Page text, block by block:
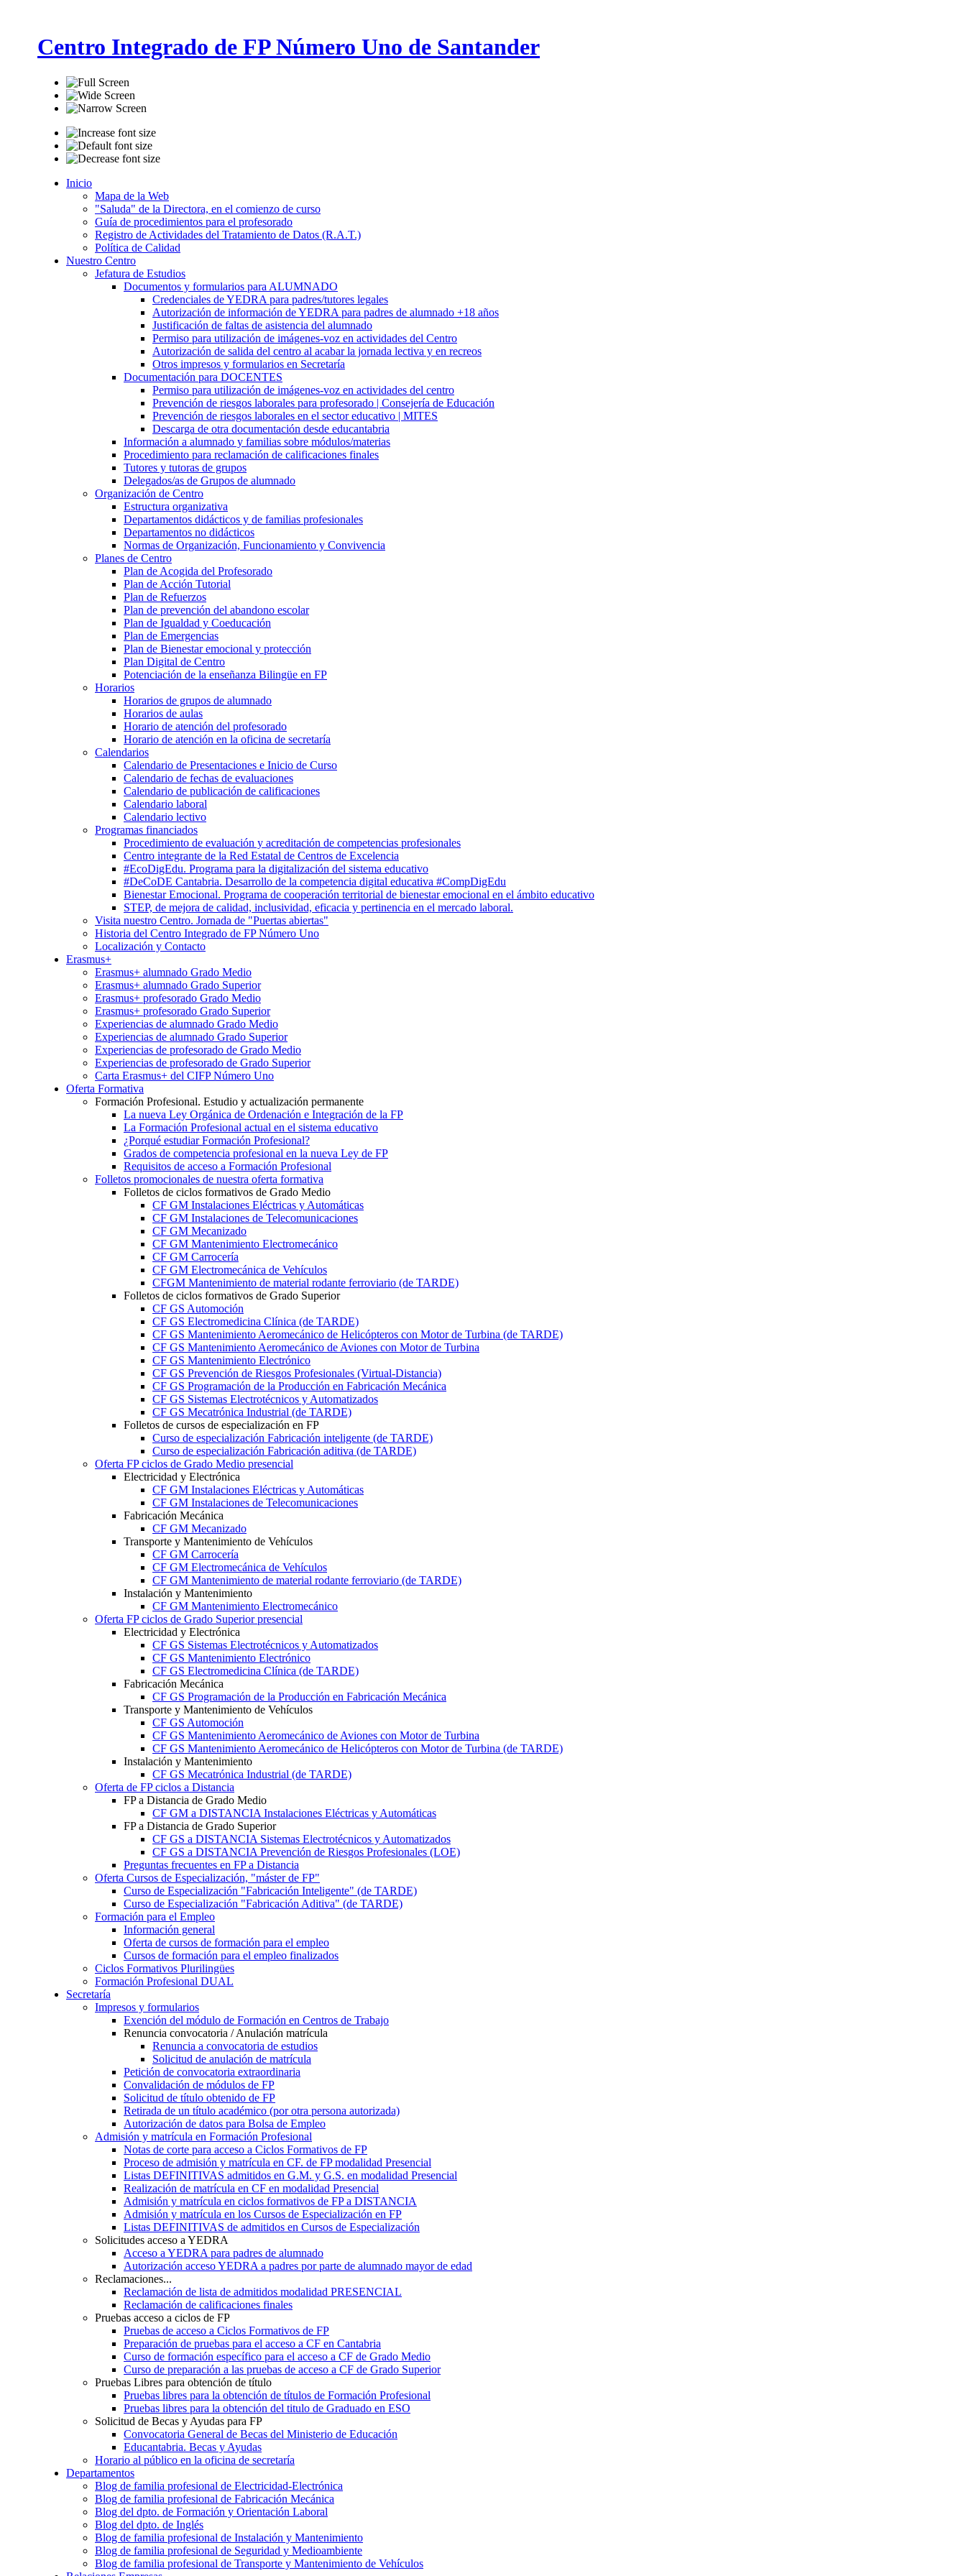
Centro Integrado de FP Número Uno de Santander
Inicio
Mapa de la Web
"Saluda" de la Directora, en el comienzo de curso
Guía de procedimientos para el profesorado
Registro de Actividades del Tratamiento de Datos (R.A.T.)
Política de Calidad
Nuestro Centro
Jefatura de Estudios
Documentos y formularios para ALUMNADO
Credenciales de YEDRA para padres/tutores legales
Autorización de información de YEDRA para padres de alumnado +18 años
Justificación de faltas de asistencia del alumnado
Permiso para utilización de imágenes-voz en actividades del Centro
Autorización de salida del centro al acabar la jornada lectiva y en recreos
Otros impresos y formularios en Secretaría
Documentación para DOCENTES
Permiso para utilización de imágenes-voz en actividades del centro
Prevención de riesgos laborales para profesorado | Consejería de Educación
Prevención de riesgos laborales en el sector educativo | MITES
Descarga de otra documentación desde educantabria
Información a alumnado y familias sobre módulos/materias
Procedimiento para reclamación de calificaciones finales
Tutores y tutoras de grupos
Delegados/as de Grupos de alumnado
Organización de Centro
Estructura organizativa
Departamentos didácticos y de familias profesionales
Departamentos no didácticos
Normas de Organización, Funcionamiento y Convivencia
Planes de Centro
Plan de Acogida del Profesorado
Plan de Acción Tutorial
Plan de Refuerzos
Plan de prevención del abandono escolar
Plan de Igualdad y Coeducación
Plan de Emergencias
Plan de Bienestar emocional y protección
Plan Digital de Centro
Potenciación de la enseñanza Bilingüe en FP
Horarios
Horarios de grupos de alumnado
Horarios de aulas
Horario de atención del profesorado
Horario de atención en la oficina de secretaría
Calendarios
Calendario de Presentaciones e Inicio de Curso
Calendario de fechas de evaluaciones
Calendario de publicación de calificaciones
Calendario laboral
Calendario lectivo
Programas financiados
Procedimiento de evaluación y acreditación de competencias profesionales
Centro integrante de la Red Estatal de Centros de Excelencia
#EcoDigEdu. Programa para la digitalización del sistema educativo
#DeCoDE Cantabria. Desarrollo de la competencia digital educativa #CompDigEdu
Bienestar Emocional. Programa de cooperación territorial de bienestar emocional en el ámbito educativo
STEP, de mejora de calidad, inclusividad, eficacia y pertinencia en el mercado laboral.
Visita nuestro Centro. Jornada de "Puertas abiertas"
Historia del Centro Integrado de FP Número Uno
Localización y Contacto
Erasmus+
Erasmus+ alumnado Grado Medio
Erasmus+ alumnado Grado Superior
Erasmus+ profesorado Grado Medio
Erasmus+ profesorado Grado Superior
Experiencias de alumnado Grado Medio
Experiencias de alumnado Grado Superior
Experiencias de profesorado de Grado Medio
Experiencias de profesorado de Grado Superior
Carta Erasmus+ del CIFP Número Uno
Oferta Formativa
Formación Profesional. Estudio y actualización permanente
La nueva Ley Orgánica de Ordenación e Integración de la FP
La Formación Profesional actual en el sistema educativo
¿Porqué estudiar Formación Profesional?
Grados de competencia profesional en la nueva Ley de FP
Requisitos de acceso a Formación Profesional
Folletos promocionales de nuestra oferta formativa
Folletos de ciclos formativos de Grado Medio
CF GM Instalaciones Eléctricas y Automáticas
CF GM Instalaciones de Telecomunicaciones
CF GM Mecanizado
CF GM Mantenimiento Electromecánico
CF GM Carrocería
CF GM Electromecánica de Vehículos
CFGM Mantenimiento de material rodante ferroviario (de TARDE)
Folletos de ciclos formativos de Grado Superior
CF GS Automoción
CF GS Electromedicina Clínica (de TARDE)
CF GS Mantenimiento Aeromecánico de Helicópteros con Motor de Turbina (de TARDE)
CF GS Mantenimiento Aeromecánico de Aviones con Motor de Turbina
CF GS Mantenimiento Electrónico
CF GS Prevención de Riesgos Profesionales (Virtual-Distancia)
CF GS Programación de la Producción en Fabricación Mecánica
CF GS Sistemas Electrotécnicos y Automatizados
CF GS Mecatrónica Industrial (de TARDE)
Folletos de cursos de especialización en FP
Curso de especialización Fabricación inteligente (de TARDE)
Curso de especialización Fabricación aditiva (de TARDE)
Oferta FP ciclos de Grado Medio presencial
Electricidad y Electrónica
CF GM Instalaciones Eléctricas y Automáticas
CF GM Instalaciones de Telecomunicaciones
Fabricación Mecánica
CF GM Mecanizado
Transporte y Mantenimiento de Vehículos
CF GM Carrocería
CF GM Electromecánica de Vehículos
CF GM Mantenimiento de material rodante ferroviario (de TARDE)
Instalación y Mantenimiento
CF GM Mantenimiento Electromecánico
Oferta FP ciclos de Grado Superior presencial
Electricidad y Electrónica
CF GS Sistemas Electrotécnicos y Automatizados
CF GS Mantenimiento Electrónico
CF GS Electromedicina Clínica (de TARDE)
Fabricación Mecánica
CF GS Programación de la Producción en Fabricación Mecánica
Transporte y Mantenimiento de Vehículos
CF GS Automoción
CF GS Mantenimiento Aeromecánico de Aviones con Motor de Turbina
CF GS Mantenimiento Aeromecánico de Helicópteros con Motor de Turbina (de TARDE)
Instalación y Mantenimiento
CF GS Mecatrónica Industrial (de TARDE)
Oferta de FP ciclos a Distancia
FP a Distancia de Grado Medio
CF GM a DISTANCIA Instalaciones Eléctricas y Automáticas
FP a Distancia de Grado Superior
CF GS a DISTANCIA Sistemas Electrotécnicos y Automatizados
CF GS a DISTANCIA Prevención de Riesgos Profesionales (LOE)
Preguntas frecuentes en FP a Distancia
Oferta Cursos de Especialización, "máster de FP"
Curso de Especialización "Fabricación Inteligente" (de TARDE)
Curso de Especialización "Fabricación Aditiva" (de TARDE)
Formación para el Empleo
Información general
Oferta de cursos de formación para el empleo
Cursos de formación para el empleo finalizados
Ciclos Formativos Plurilingües
Formación Profesional DUAL
Secretaría
Impresos y formularios
Exención del módulo de Formación en Centros de Trabajo
Renuncia convocatoria / Anulación matrícula
Renuncia a convocatoria de estudios
Solicitud de anulación de matrícula
Petición de convocatoria extraordinaria
Convalidación de módulos de FP
Solicitud de título obtenido de FP
Retirada de un título académico (por otra persona autorizada)
Autorización de datos para Bolsa de Empleo
Admisión y matrícula en Formación Profesional
Notas de corte para acceso a Ciclos Formativos de FP
Proceso de admisión y matrícula en CF. de FP modalidad Presencial
Listas DEFINITIVAS admitidos en G.M. y G.S. en modalidad Presencial
Realización de matrícula en CF en modalidad Presencial
Admisión y matrícula en ciclos formativos de FP a DISTANCIA
Admisión y matrícula en los Cursos de Especialización en FP
Listas DEFINITIVAS de admitidos en Cursos de Especialización
Solicitudes acceso a YEDRA
Acceso a YEDRA para padres de alumnado
Autorización acceso YEDRA a padres por parte de alumnado mayor de edad
Reclamaciones...
Reclamación de lista de admitidos modalidad PRESENCIAL
Reclamación de calificaciones finales
Pruebas acceso a ciclos de FP
Pruebas de acceso a Ciclos Formativos de FP
Preparación de pruebas para el acceso a CF en Cantabria
Curso de formación específico para el acceso a CF de Grado Medio
Curso de preparación a las pruebas de acceso a CF de Grado Superior
Pruebas Libres para obtención de título
Pruebas libres para la obtención de títulos de Formación Profesional
Pruebas libres para la obtención del titulo de Graduado en ESO
Solicitud de Becas y Ayudas para FP
Convocatoria General de Becas del Ministerio de Educación
Educantabria. Becas y Ayudas
Horario al público en la oficina de secretaría
Departamentos
Blog de familia profesional de Electricidad-Electrónica
Blog de familia profesional de Fabricación Mecánica
Blog del dpto. de Formación y Orientación Laboral
Blog del dpto. de Inglés
Blog de familia profesional de Instalación y Mantenimiento
Blog de familia profesional de Seguridad y Medioambiente
Blog de familia profesional de Transporte y Mantenimiento de Vehículos